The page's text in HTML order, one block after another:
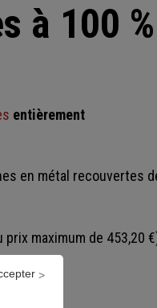
à 100 %
entièrement
en métal recouvertes
maximum de 453,20